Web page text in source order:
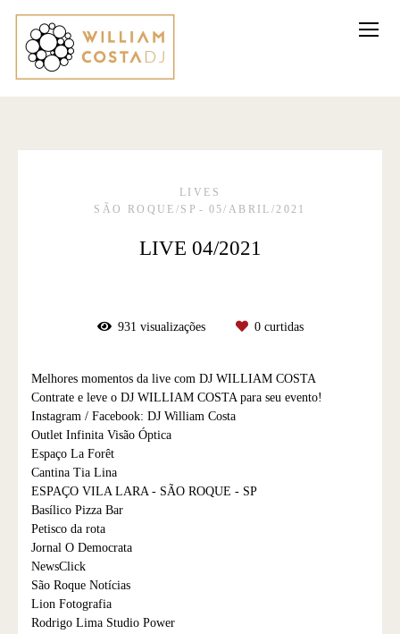
LIVES
SÃO ROQUE/SP
05/ABRIL/2021
LIVE 04/2021
931 visualizações 0curtidas
Melhores momentos da live com DJ WILLIAM COSTA
Contrate e leve o DJ WILLIAM COSTA para seu evento!
Instagram / Facebook: DJ William Costa
Outlet Infinita Visão Óptica
Espaço La Forêt
Cantina Tia Lina
ESPAÇO VILA LARA - SÃO ROQUE - SP
Basílico Pizza Bar
Petisco da rota
Jornal O Democrata
NewsClick
São Roque Notícias
Lion Fotografia
Rodrigo Lima Studio Power